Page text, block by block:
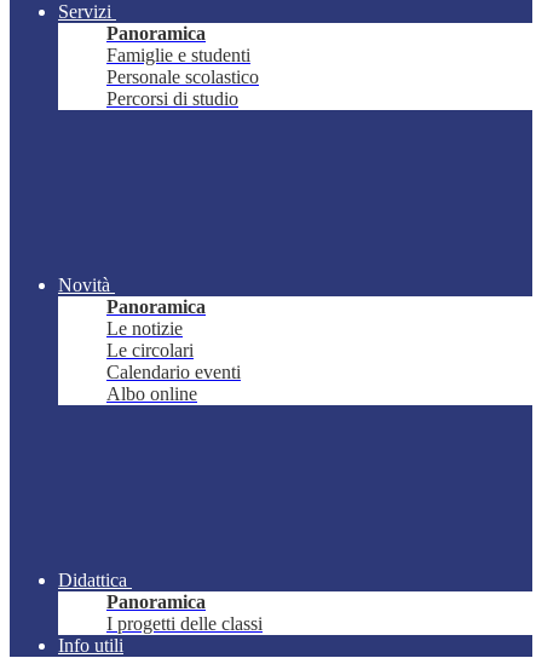
Servizi
Panoramica
Famiglie e studenti
Personale scolastico
Percorsi di studio
Novità
Panoramica
Le notizie
Le circolari
Calendario eventi
Albo online
Didattica
Panoramica
I progetti delle classi
Info utili